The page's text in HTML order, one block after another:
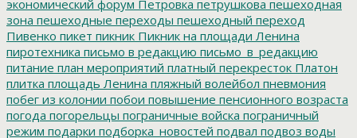
экономический форум Петровка петрушкова пешеходная
зона пешеходные переходы пешеходный переход
Пивенко пикет пикник Пикник на площади Ленина
пиротехника письмо в редакцию письмо_в_редакцию
питание план мероприятий платный перекресток Платон
плитка площадь Ленина пляжный волейбол пневмония
побег из колонии побои повышение пенсионного возраста
погода погорельцы пограничные войска пограничный
режим подарки подборка_новостей подвал подвоз воды